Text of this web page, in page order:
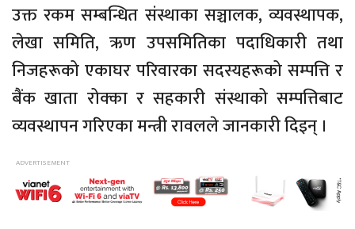
उक्त रकम सम्बन्धित संस्थाका सञ्चालक, व्यवस्थापक,
लेखा समिति, ऋण उपसमितिका पदाधिकारी तथा
निजहरूको एकाघर परिवारका सदस्यहरूको सम्पत्ति र
बैंक खाता रोक्का र सहकारी संस्थाको सम्पत्तिबाट
व्यवस्थापन गरिएका मन्त्री रावलले जानकारी दिइन् ।